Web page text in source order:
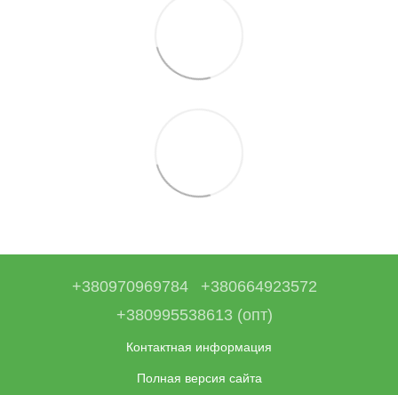
+380970969784
+380664923572
+380995538613 (опт)
Контактная информация
Полная версия сайта